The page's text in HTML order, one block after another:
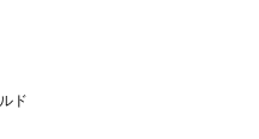
ド